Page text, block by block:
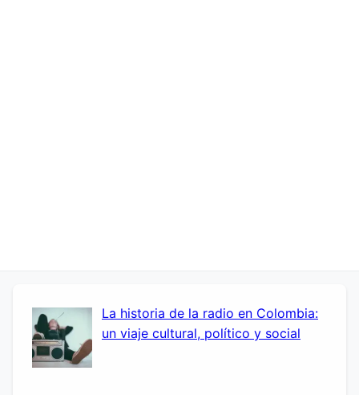
La historia de la radio en Colombia:
un viaje cultural, político y social